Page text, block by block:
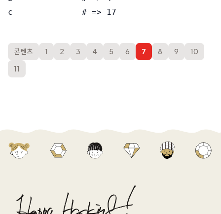
콘텐츠 1 2 3 4 5 6 7 8 9
10
11